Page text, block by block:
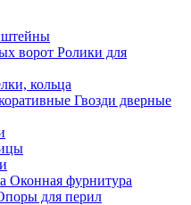
Ролики для
кольца
Гвозди дверные
Оконная фурнитура
для перил